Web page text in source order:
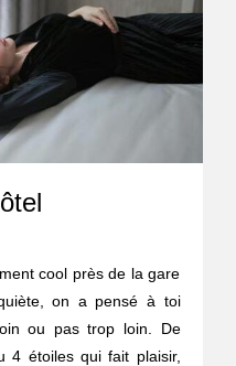
cool près de la gare
on a pensé à toi
ou pas trop loin. De
4 étoiles qui fait plaisir,